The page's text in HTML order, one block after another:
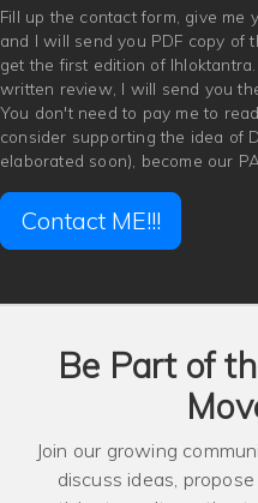
Fill up the contact form, give me
and I will send you PDF copy of
get the first edition of
written review, I will send you
You don't need to pay me to
consider supporting the idea of
elaborated soon), become our
Contact ME!!!
Be Part of
Join our growing
discuss ideas,